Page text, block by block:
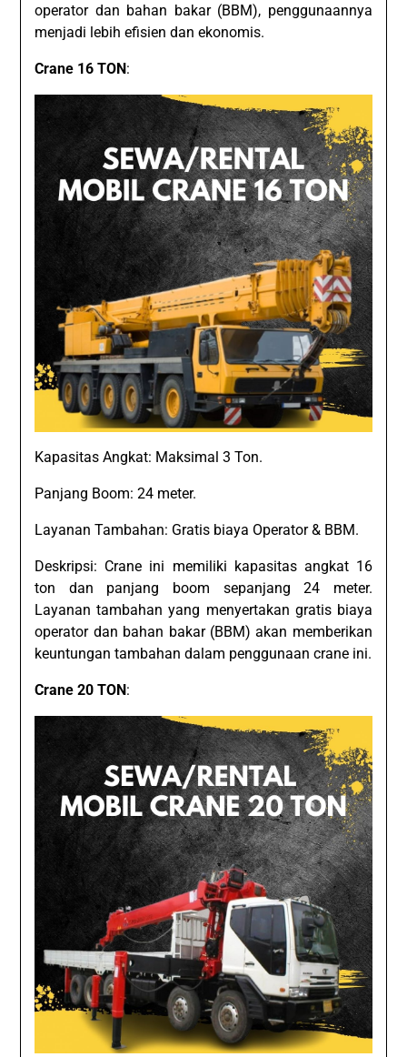
operator dan bahan bakar (BBM), penggunaannya
menjadi lebih efisien dan ekonomis.
Crane 16 TON:
Kapasitas Angkat: Maksimal 3 Ton.
Panjang Boom: 24 meter.
Layanan Tambahan: Gratis biaya Operator & BBM.
Deskripsi: Crane ini memiliki kapasitas angkat 16
ton dan panjang boom sepanjang 24 meter.
Layanan tambahan yang menyertakan gratis biaya
operator dan bahan bakar (BBM) akan memberikan
keuntungan tambahan dalam penggunaan crane ini.
Crane 20 TON: